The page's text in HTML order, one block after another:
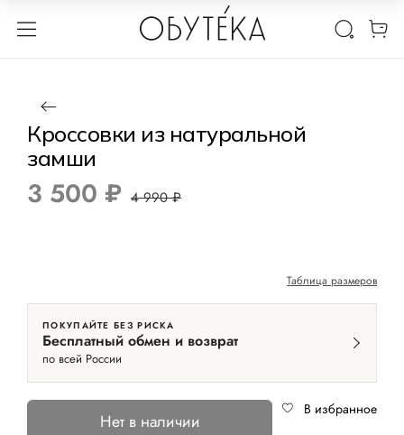
1 / 3
Кроссовки из натуральной
замши
3 500 ₽ 4 990 ₽
Таблица размеров
ПОКУПАЙТЕ БЕЗ РИСКА
Бесплатный обмен и возврат
по всей России
Нет в наличии
В избранное